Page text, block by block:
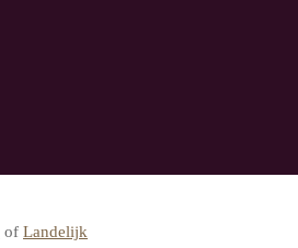
of Landelijk